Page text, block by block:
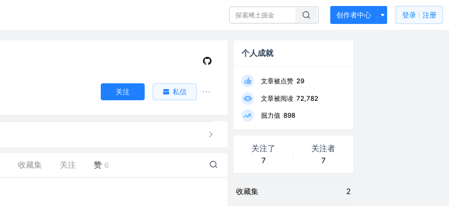
创作者中心 登录 注册
关注 私信
收藏集 关注 赞 6
个人成就
文章被点赞 29
文章被阅读 72,782
掘力值 898
关注了
7
关注者
7
收藏集 2